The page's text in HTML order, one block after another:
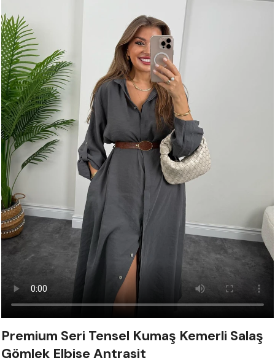
Premium Seri Tensel Kumaş Kemerli Salaş
Gömlek Elbise Antrasit